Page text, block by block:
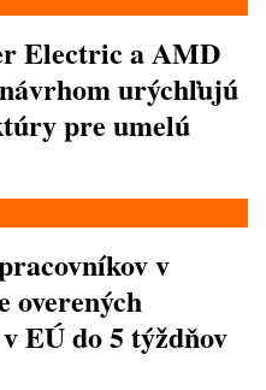
Electric a AMD
urýchľujú
pre umelú
v
overených
EÚ do 5 týždňov